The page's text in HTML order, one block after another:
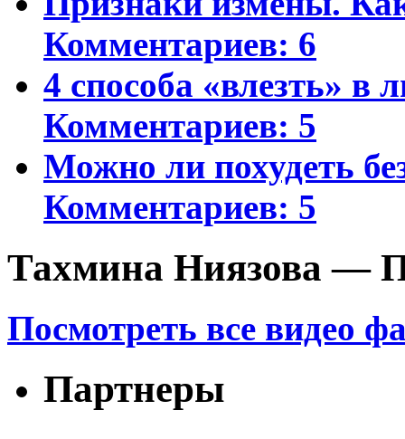
Комментариев: 6
4 способа «влезть» в
Комментариев: 5
Можно ли похудеть
Комментариев: 5
Тахмина Ниязова —
Посмотреть все видео
Партнеры